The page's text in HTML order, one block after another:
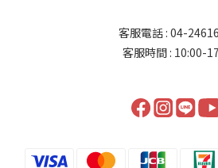
客服電話 : 04-
客服時間 : 10:00-